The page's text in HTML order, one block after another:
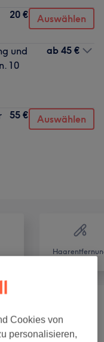
20 € Auswählen
und
10
ab 45 €
55 € Auswählen
ab 99 €
Cookies von
personalisieren,